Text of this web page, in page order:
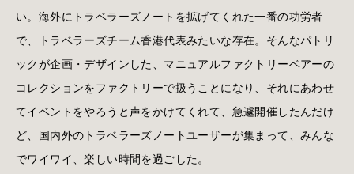
い。海外にトラベラーズノートを拡げてくれた一番の功労者
で、トラベラーズチーム香港代表みたいな存在。そんなパトリ
ックが企画・デザインした、マニュアルファクトリーベアーの
コレクションをファクトリーで扱うことになり、それにあわせ
てイベントをやろうと声をかけてくれて、急遽開催したんだけ
ど、国内外のトラベラーズノートユーザーが集まって、みんな
でワイワイ、楽しい時間を過ごした。